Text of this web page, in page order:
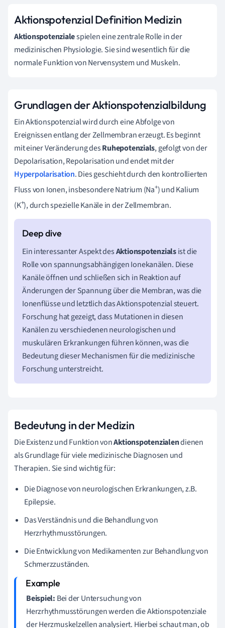
Aktionspotenzial Definition Medizin
Aktionspotenzialespielen eine zentrale Rolle in der
medizinischen Physiologie. Sie sind wesentlich für die
normale Funktion von Nervensystem und Muskeln.
Grundlagen der Aktionspotenzialbildung
Ein Aktionspotenzial wird durch eine Abfolge von
Ereignissen entlang der Zellmembran erzeugt. Es beginnt
mit einer Veränderung desRuhepotenzials, gefolgt von der
Depolarisation, Repolarisation und endet mit der
Hyperpolarisation. Dies geschieht durch den kontrollierten
Fluss von Ionen, insbesondere Natrium (Na+) und Kalium
(K+), durch spezielle Kanäle in der Zellmembran.
Ein interessanter Aspekt desAktionspotenzialsist die
Rolle von spannungsabhängigen Ionekanälen. Diese
Kanäle öffnen und schließen sich in Reaktion auf
Änderungen der Spannung über die Membran, was die
Ionenflüsse und letztlich das Aktionspotenzial steuert.
Forschung hat gezeigt, dass Mutationen in diesen
Kanälen zu verschiedenen neurologischen und
muskulären Erkrankungen führen können, was die
Bedeutung dieser Mechanismen für die medizinische
Forschung unterstreicht.
Bedeutung in der Medizin
Die Existenz und Funktion vonAktionspotenzialendienen
als Grundlage für viele medizinische Diagnosen und
Therapien. Sie sind wichtig für:
Die Diagnose von neurologischen Erkrankungen, z.B.
Epilepsie.
Das Verständnis und die Behandlung von
Herzrhythmusstörungen.
Die Entwicklung von Medikamenten zur Behandlung von
Schmerzzuständen.
Beispiel: Bei der Untersuchung von
Herzrhythmusstörungen werden die Aktionspotenziale
der Herzmuskelzellen analysiert. Hierbei schaut man, ob